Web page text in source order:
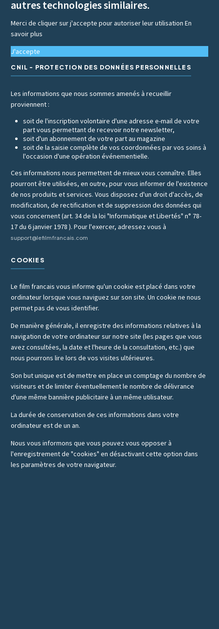
autres technologies similaires.
Merci de cliquer sur j'accepte pour autoriser leur utilisationEn
savoir plus
J'accepte
CNIL - PROTECTION DES DONNÉES PERSONNELLES
Les informations que nous sommes amenés à recueillir
proviennent :
soit de l'inscription volontaire d'une adresse e-mail de votre
part vous permettant de recevoir notre newsletter,
soit d'un abonnement de votre part au magazine
soit de la saisie complète de vos coordonnées par vos soins à
l'occasion d'une opération événementielle.
Ces informations nous permettent de mieux vous connaître. Elles
pourront être utilisées, en outre, pour vous informer de l'existence
de nos produits et services. Vous disposez d'un droit d'accès, de
modification, de rectification et de suppression des données qui
vous concernent (art. 34 de la loi "Informatique et Libertés" n° 78-
17 du 6 janvier 1978 ). Pour l'exercer, adressez vous à
support@lefilmfrancais.com
COOKIES
Le film francais vous informe qu'un cookie est placé dans votre
ordinateur lorsque vous naviguez sur son site. Un cookie ne nous
permet pas de vous identifier.
De manière générale, il enregistre des informations relatives à la
navigation de votre ordinateur sur notre site (les pages que vous
avez consultées, la date et l'heure de la consultation, etc.) que
nous pourrons lire lors de vos visites ultérieures.
Son but unique est de mettre en place un comptage du nombre de
visiteurs et de limiter éventuellement le nombre de délivrance
d'une même bannière publicitaire à un même utilisateur.
La durée de conservation de ces informations dans votre
ordinateur est de un an.
Nous vous informons que vous pouvez vous opposer à
l'enregistrement de "cookies" en désactivant cette option dans
les paramètres de votre navigateur.